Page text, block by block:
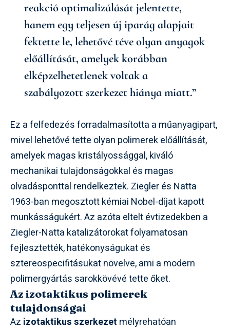
reakció optimalizálását jelentette,
hanem egy teljesen új iparág alapjait
fektette le, lehetővé téve olyan anyagok
előállítását, amelyek korábban
elképzelhetetlenek voltak a
szabályozott szerkezet hiánya miatt.”
Ez a felfedezés forradalmasította a műanyagipart,
mivel lehetővé tette olyan polimerek előállítását,
amelyek magas kristályossággal, kiváló
mechanikai tulajdonságokkal és magas
olvadásponttal rendelkeztek. Ziegler és Natta
1963-ban megosztott kémiai Nobel-díjat kapott
munkásságukért. Az azóta eltelt évtizedekben a
Ziegler-Natta katalizátorokat folyamatosan
fejlesztették, hatékonyságukat és
sztereospecifitásukat növelve, ami a modern
polimergyártás sarokkövévé tette őket.
Az izotaktikus polimerek
tulajdonságai
Az izotaktikus szerkezet mélyrehatóan